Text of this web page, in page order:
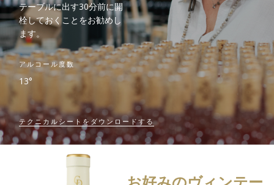
テーブルに出す30分前に開
栓しておくことをお勧めし
ます。
アルコール度数
13°
テクニカルシートをダウンロードする